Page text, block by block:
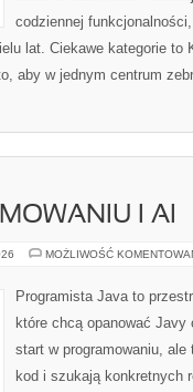
codziennej
lat. Ciekawe kategorie to
aby w jednym centrum
I AI
MOŻLIWOŚĆ
Programista Java to
które chcą opanować
start w programowaniu,
kod i szukają konkretnych